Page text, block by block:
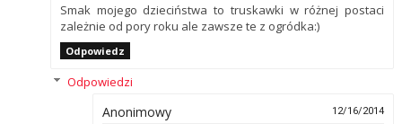
Smak mojego dzieciństwa to truskawki w różnej postaci
zależnie od pory roku ale zawsze te z ogródka:)
Odpowiedz
Odpowiedzi
Anonimowy 12/16/2014